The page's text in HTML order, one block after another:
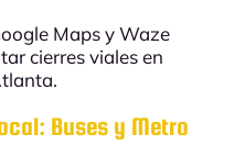
Maps y Waze
cierres viales en
.
Buses y Metro